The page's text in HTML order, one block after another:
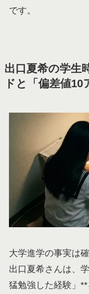
です。
出口夏希の学生
ドと「偏差値
大学進学の事実は
出口夏希さんは、
猛勉強した経験」**